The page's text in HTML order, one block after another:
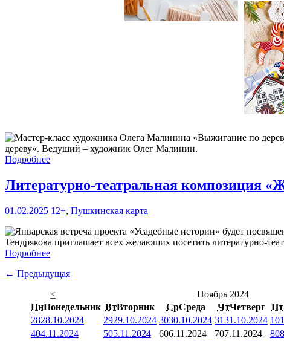
дереву». Ведущий – художник Олег Малинин.
Подробнее
Литературно-театральная композиция
01.02.2025 12+, Пушкинская карта
Тендрякова приглашает всех желающих посетить литературно-
Подробнее
← Предыдущая
<
Ноябрь 2024
ПнПонедельник ВтВторник СрСреда ЧтЧетверг Пт
2828.10.2024 2929.10.2024 3030.10.2024 3131.10.2024 1
404.11.2024 505.11.2024 606.11.2024 707.11.2024 8